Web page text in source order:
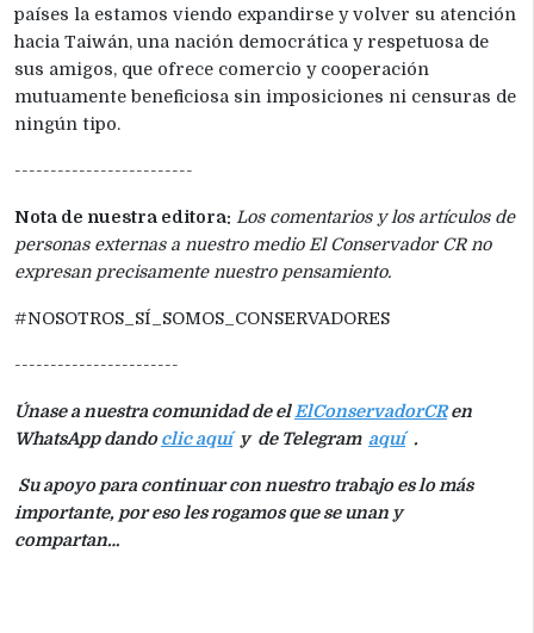
países la estamos viendo expandirse y volver su atención
hacia Taiwán, una nación democrática y respetuosa de
sus amigos, que ofrece comercio y cooperación
mutuamente beneficiosa sin imposiciones ni censuras de
ningún tipo.
-------------------------
Nota de nuestra editora: Los comentarios y los artículos de
personas externas a nuestro medio El Conservador CR no
expresan precisamente nuestro pensamiento.
#NOSOTROS_SÍ_SOMOS_CONSERVADORES
-----------------------
Únase a nuestra comunidad de el ElConservadorCRen
WhatsApp dandoclic aquíy de Telegram aquí .
Su apoyo para continuar con nuestro trabajo es lo más
importante, por eso les rogamos que se unan y
compartan…